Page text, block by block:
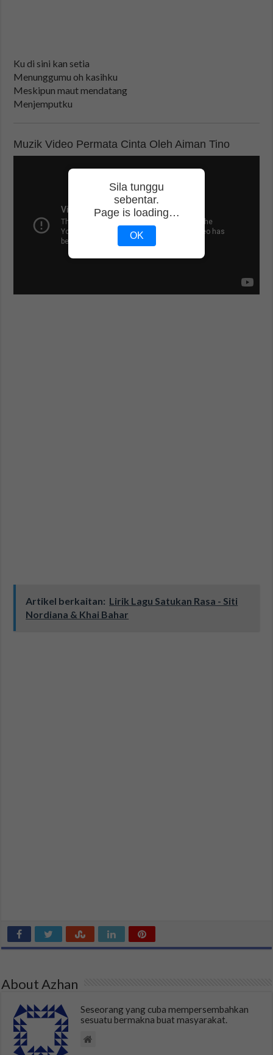
Ku di sini kan setia
Menunggumu oh kasihku
Meskipun maut mendatang
Menjemputku
Muzik Video Permata Cinta Oleh Aiman Tino
Artikel berkaitan: Lirik Lagu Satukan Rasa - Siti
Nordiana & Khai Bahar
About Azhan
Seseorang yang cuba mempersembahkan
sesuatu bermakna buat masyarakat.
Sila tunggu
sebentar.
Page is loading…
OK